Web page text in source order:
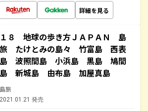
詳細を見る
１８ 地球の歩き方ＪＡＰＡＮ 島
旅 たけとみの島々 竹富島 西表
島 波照間島 小浜島 黒島 鳩間
島 新城島 由布島 加屋真島
島旅
2021.01.21 発売